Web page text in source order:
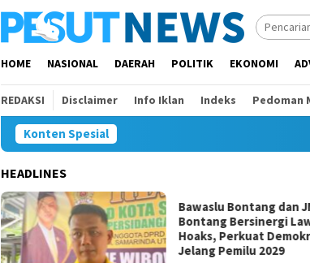
HOME NASIONAL DAERAH POLITIK EKONOMI
REDAKSI Disclaimer Info Iklan Indeks Pedoman
Konten Spesial
HEADLINES
Bawaslu Bontang dan
Bontang Bersinergi
Hoaks, Perkuat
Jelang Pemilu 2029